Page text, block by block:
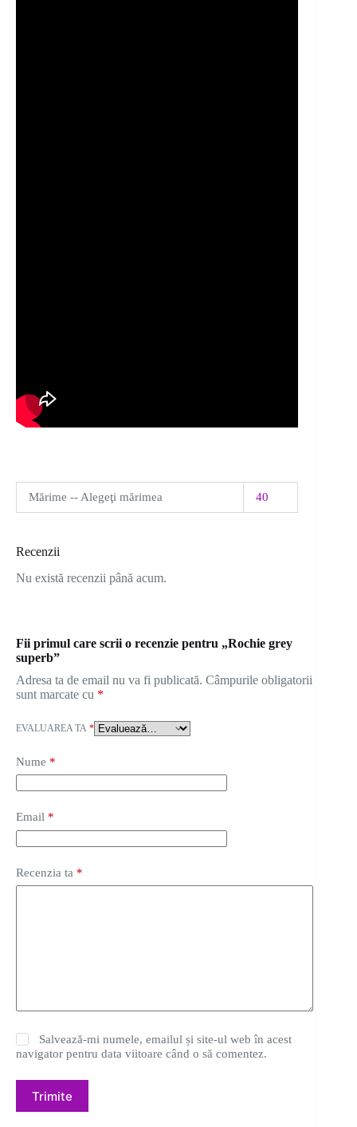
Mărime -- Alegeţi mărimea 40
Recenzii
Nu există recenzii până acum.
Fii primul care scrii o recenzie pentru „Rochie grey
superb”
Adresa ta de email nu va fi publicată. Câmpurile obligatorii
sunt marcate cu *
EVALUAREA TA *
Nume *
Email *
Recenzia ta *
Salvează-mi numele, emailul și site-ul web în acest
navigator pentru data viitoare când o să comentez.
Trimite